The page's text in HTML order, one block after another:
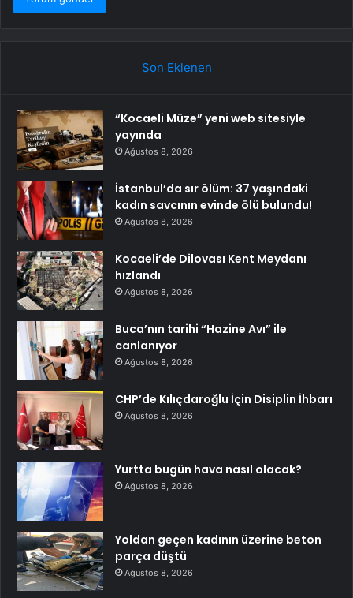
Son Eklenen
“Kocaeli Müze” yeni web sitesiyle
yayında
Ağustos 8, 2026
İstanbul’da sır ölüm: 37 yaşındaki
kadın savcının evinde ölü bulundu!
Ağustos 8, 2026
Kocaeli’de Dilovası Kent Meydanı
hızlandı
Ağustos 8, 2026
Buca’nın tarihi “Hazine Avı” ile
canlanıyor
Ağustos 8, 2026
CHP’de Kılıçdaroğlu İçin Disiplin İhbarı
Ağustos 8, 2026
Yurtta bugün hava nasıl olacak?
Ağustos 8, 2026
Yoldan geçen kadının üzerine beton
parça düştü
Ağustos 8, 2026